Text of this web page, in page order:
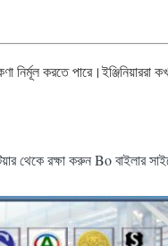
করতে
থেকে রক্ষা করুন Bo বাইলার